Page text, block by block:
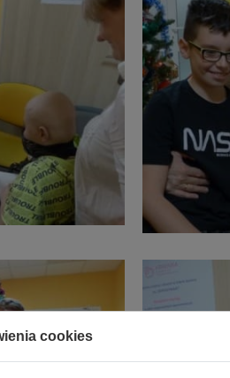
cookies